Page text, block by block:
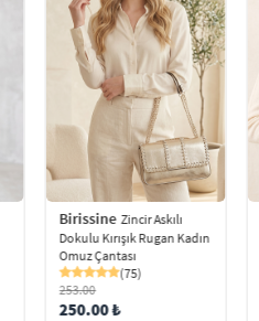
Birissine Zincir Askılı
Dokulu Kırışık Rugan Kadın
Omuz Çantası
(75)
253.00
250.00 ₺